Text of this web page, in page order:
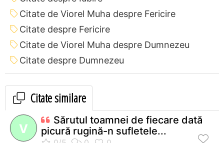
Citate de Viorel Muha despre Fericire
Citate despre Fericire
Citate de Viorel Muha despre Dumnezeu
Citate despre Dumnezeu
Citate similare
V
Sărutul toamnei de fiecare dată
picură rugină-n sufletele...